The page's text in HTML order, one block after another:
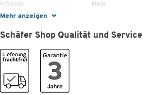
Mehr anzeigen
Klöppel Nein
Material
Tiefe [mm] 32
Maße
Breite [mm]
Schäfer Shop Qualität und Service